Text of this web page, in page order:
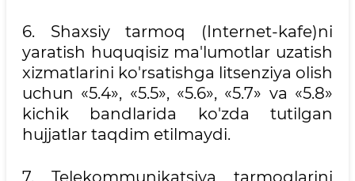
6. Shaxsiy tarmoq (Internet-kafe)ni
yaratish huquqisiz ma'lumotlar uzatish
xizmatlarini ko'rsatishga litsenziya olish
uchun «5.4», «5.5», «5.6», «5.7» va «5.8»
kichik bandlarida ko'zda tutilgan
hujjatlar taqdim etilmaydi.
7. Telekommunikatsiya tarmoqlarini